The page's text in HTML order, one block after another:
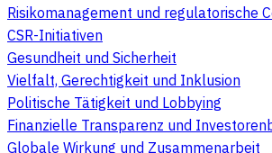
Risikomanagement und regulatorische
CSR-Initiativen
Gesundheit und Sicherheit
Vielfalt, Gerechtigkeit und Inklusion
Politische Tätigkeit und Lobbying
Finanzielle Transparenz und
Globale Wirkung und Zusammenarbeit